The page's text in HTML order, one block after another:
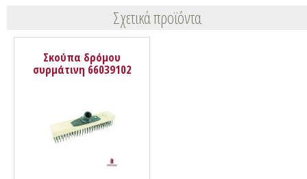
Σχετικά προϊόντα
Σκούπα δρόμου
συρμάτινη 66039102